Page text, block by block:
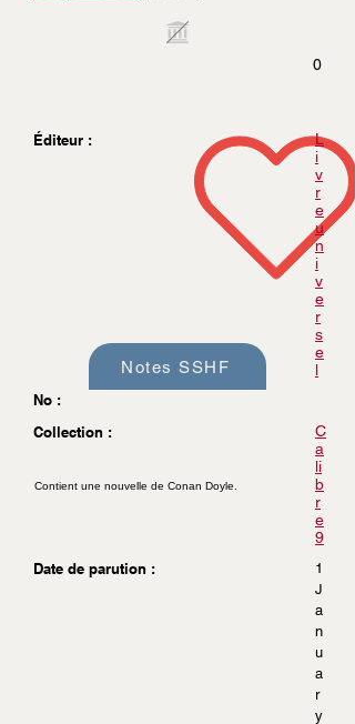
0
Éditeur :
L
i
v
r
e
u
n
i
v
e
r
s
e
l
No :
Collection :
C
a
li
b
r
e
9
Date de parution :
1
J
a
n
u
a
r
y
Notes SSHF
Contient une nouvelle de Conan Doyle.